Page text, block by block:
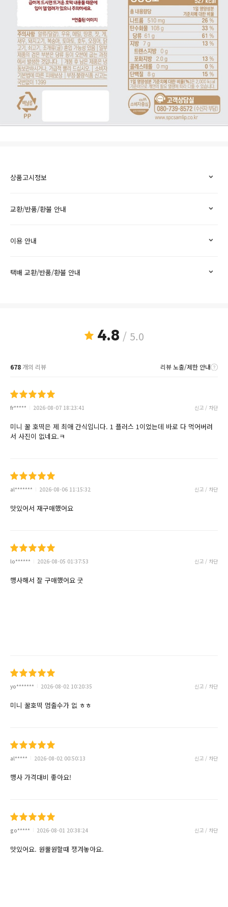
상품고시정보
교환/반품/환불 안내
이용 안내
택배 교환/반품/환불 안내
4.8 / 5.0
678개의 리뷰 리뷰 노출/제한 안내
fr***** 2026-08-07 18:23:41 신고 / 차단
미니 꿀 호떡은 제 최애 간식입니다. 1 플러스 1이었는데 바로 다 먹어버려
서 사진이 없네요.ㅋ
al******* 2026-08-06 11:15:32 신고 / 차단
맛있어서 재구매했어요
lo****** 2026-08-05 01:37:53 신고 / 차단
행사해서 잘 구매했어요 굿
yo******* 2026-08-02 10:20:35 신고 / 차단
미니 꿀호떡 멈출수가 없 ㅎㅎ
al***** 2026-08-02 00:50:13 신고 / 차단
행사 가격대비 좋아요!
go***** 2026-08-01 20:38:24 신고 / 차단
맛있어요. 원뿔원할때 쟁겨놓아요.